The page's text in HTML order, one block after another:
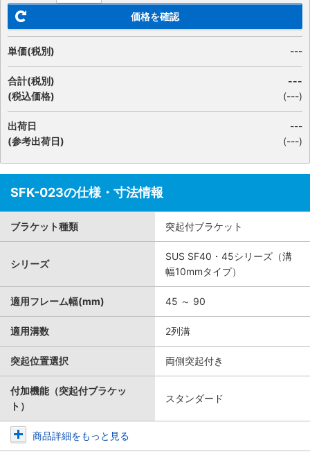
価格を確認
単価(税別) ---
合計(税別)
(税込価格)
---
(---)
出荷日
(参考出荷日)
---
(---)
SFK-023の仕様・寸法情報
ブラケット種類 突起付ブラケット
シリーズ
SUS SF40・45シリーズ（溝
幅10mmタイプ）
適用フレーム幅(mm) 45 ～ 90
適用溝数 2列溝
突起位置選択 両側突起付き
付加機能（突起付ブラケッ
ト）
スタンダード
商品詳細をもっと見る